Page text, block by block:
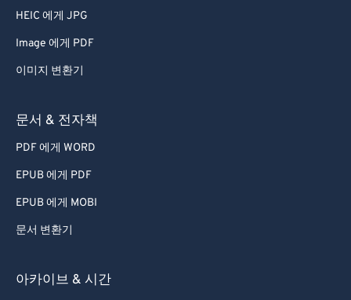
HEIC 에게 JPG
Image 에게 PDF
이미지 변환기
문서 & 전자책
PDF 에게 WORD
EPUB 에게 PDF
EPUB 에게 MOBI
문서 변환기
아카이브 & 시간